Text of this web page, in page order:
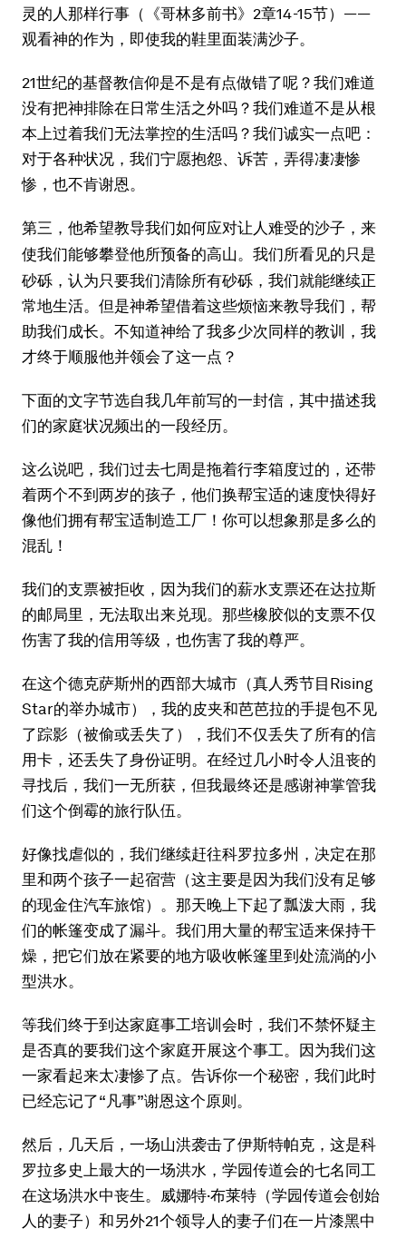
灵的人那样行事（《哥林多前书》2章14-15节）——
观看神的作为，即使我的鞋里面装满沙子。
21世纪的基督教信仰是不是有点做错了呢？我们难道
没有把神排除在日常生活之外吗？我们难道不是从根
本上过着我们无法掌控的生活吗？我们诚实一点吧：
对于各种状况，我们宁愿抱怨、诉苦，弄得凄凄惨
惨，也不肯谢恩。
第三，他希望教导我们如何应对让人难受的沙子，来
使我们能够攀登他所预备的高山。 我们所看见的只是
砂砾，认为只要我们清除所有砂砾，我们就能继续正
常地生活。但是神希望借着这些烦恼来教导我们，帮
助我们成长。不知道神给了我多少次同样的教训，我
才终于顺服他并领会了这一点？
下面的文字节选自我几年前写的一封信，其中描述我
们的家庭状况频出的一段经历。
这么说吧，我们过去七周是拖着行李箱度过的，还带
着两个不到两岁的孩子，他们换帮宝适的速度快得好
像他们拥有帮宝适制造工厂！你可以想象那是多么的
混乱！
我们的支票被拒收，因为我们的薪水支票还在达拉斯
的邮局里，无法取出来兑现。那些橡胶似的支票不仅
伤害了我的信用等级，也伤害了我的尊严。
在这个德克萨斯州的西部大城市（真人秀节目Rising
Star的举办城市），我的皮夹和芭芭拉的手提包不见
了踪影（被偷或丢失了），我们不仅丢失了所有的信
用卡，还丢失了身份证明。在经过几小时令人沮丧的
寻找后，我们一无所获，但我最终还是感谢神掌管我
们这个倒霉的旅行队伍。
好像找虐似的，我们继续赶往科罗拉多州，决定在那
里和两个孩子一起宿营（这主要是因为我们没有足够
的现金住汽车旅馆）。那天晚上下起了瓢泼大雨，我
们的帐篷变成了漏斗。我们用大量的帮宝适来保持干
燥，把它们放在紧要的地方吸收帐篷里到处流淌的小
型洪水。
等我们终于到达家庭事工培训会时，我们不禁怀疑主
是否真的要我们这个家庭开展这个事工。因为我们这
一家看起来太凄惨了点。告诉你一个秘密，我们此时
已经忘记了“凡事”谢恩这个原则。
然后，几天后，一场山洪袭击了伊斯特帕克，这是科
罗拉多史上最大的一场洪水，学园传道会的七名同工
在这场洪水中丧生。威娜特·布莱特（学园传道会创始
人的妻子）和另外21个领导人的妻子们在一片漆黑中